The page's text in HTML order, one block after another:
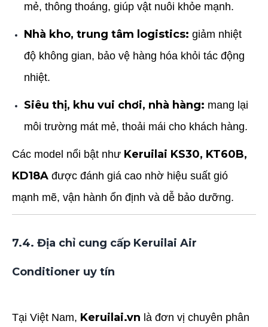
mẻ, thông thoáng, giúp vật nuôi khỏe mạnh.
Nhà kho, trung tâm logistics: giảm nhiệt
độ không gian, bảo vệ hàng hóa khỏi tác động
nhiệt.
Siêu thị, khu vui chơi, nhà hàng: mang lại
môi trường mát mẻ, thoải mái cho khách hàng.
Các model nổi bật như Keruilai KS30, KT60B,
KD18A được đánh giá cao nhờ hiệu suất gió
mạnh mẽ, vận hành ổn định và dễ bảo dưỡng.
7.4. Địa chỉ cung cấp Keruilai Air
Conditioner uy tín
Tại Việt Nam, Keruilai.vn là đơn vị chuyên phân